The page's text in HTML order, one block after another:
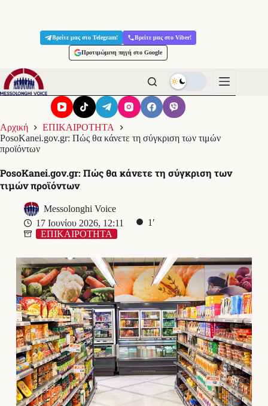
Βρείτε μας στο Telegram! Βρείτε μας στο Viber!
Προτιμώμενη πηγή στο Google
Αρχική
ΕΠΙΚΑΙΡΟΤΗΤΑ
PosoKanei.gov.gr: Πώς θα κάνετε τη σύγκριση των τιμών
προϊόντων
PosoKanei.gov.gr: Πώς θα κάνετε τη σύγκριση των
τιμών προϊόντων
Messolonghi Voice
17 Ιουνίου 2026, 12:11
1′
ΕΠΙΚΑΙΡΟΤΗΤΑ